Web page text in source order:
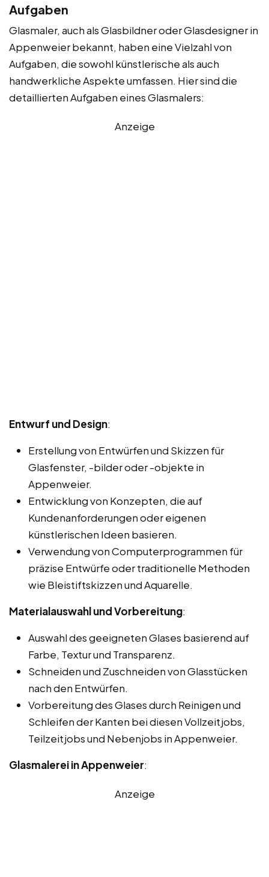
Aufgaben
Glasmaler, auch als Glasbildner oder Glasdesigner in
Appenweier bekannt, haben eine Vielzahl von
Aufgaben, die sowohl künstlerische als auch
handwerkliche Aspekte umfassen. Hier sind die
detaillierten Aufgaben eines Glasmalers:
Anzeige
Entwurf und Design:
Erstellung von Entwürfen und Skizzen für
Glasfenster, -bilder oder -objekte in
Appenweier.
Entwicklung von Konzepten, die auf
Kundenanforderungen oder eigenen
künstlerischen Ideen basieren.
Verwendung von Computerprogrammen für
präzise Entwürfe oder traditionelle Methoden
wie Bleistiftskizzen und Aquarelle.
Materialauswahl und Vorbereitung:
Auswahl des geeigneten Glases basierend auf
Farbe, Textur und Transparenz.
Schneiden und Zuschneiden von Glasstücken
nach den Entwürfen.
Vorbereitung des Glases durch Reinigen und
Schleifen der Kanten bei diesen Vollzeitjobs,
Teilzeitjobs und Nebenjobs in Appenweier.
Glasmalerei in Appenweier:
Anzeige